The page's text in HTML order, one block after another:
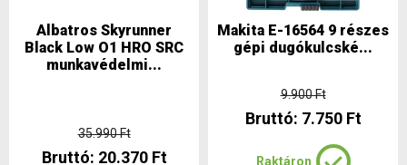
Albatros Skyrunner
Black Low O1 HRO SRC
munkavédelmi...
35.990 Ft
Bruttó: 20.370 Ft
Makita E-16564 9 részes
gépi dugókulcské...
9.900 Ft
Bruttó: 7.750 Ft
Raktáron